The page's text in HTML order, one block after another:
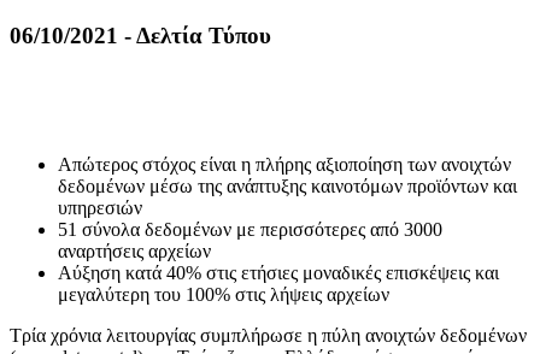
06/10/2021 - Δελτία Τύπου
Απώτερος στόχος είναι η πλήρης αξιοποίηση των ανοιχτών
δεδομένων μέσω της ανάπτυξης καινοτόμων προϊόντων και
υπηρεσιών
51 σύνολα δεδομένων με περισσότερες από 3000
αναρτήσεις αρχείων
Aύξηση κατά 40% στις ετήσιες μοναδικές επισκέψεις και
μεγαλύτερη του 100% στις λήψεις αρχείων
Τρία χρόνια λειτουργίας συμπλήρωσε η πύλη ανοιχτών δεδομένων